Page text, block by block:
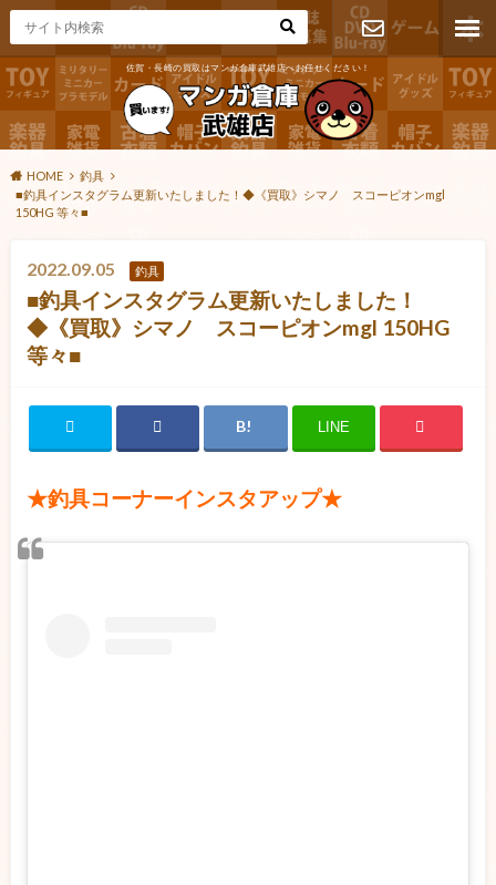
佐賀・長崎の買取はマンガ倉庫武雄店へお任せください！
お問い合わ
せ
HOME
釣具
■釣具インスタグラム更新いたしました！◆《買取》シマノ スコーピオンmgl
150HG 等々■
2022.09.05 釣具
■釣具インスタグラム更新いたしました！
◆《買取》シマノ スコーピオンmgl 150HG
等々■
LINE
★釣具コーナーインスタアップ★